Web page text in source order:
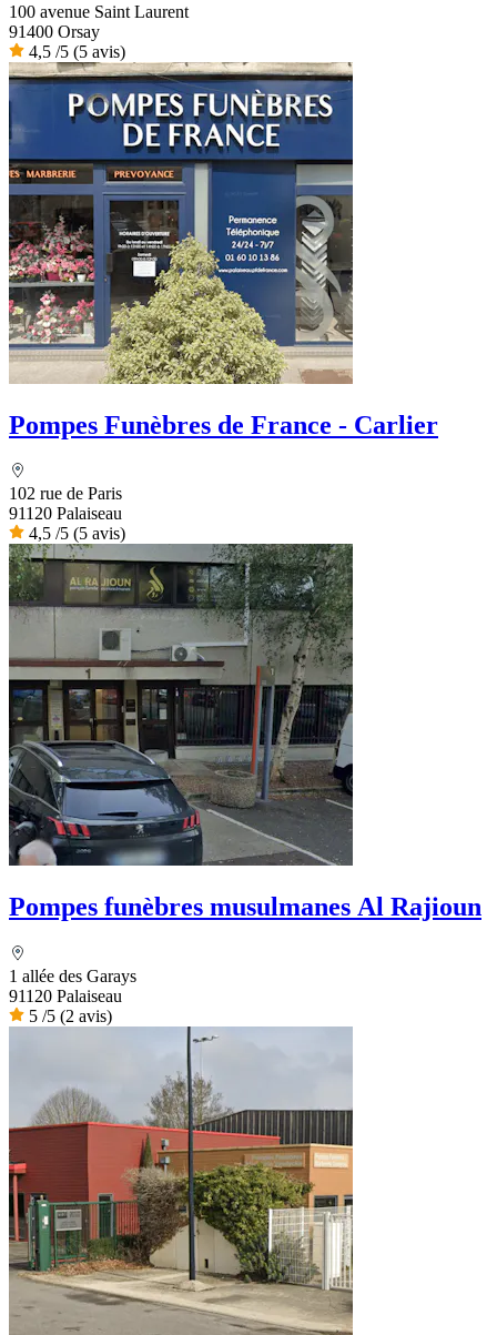
100 avenue Saint Laurent
91400 Orsay
4,5 /5 (5 avis)
Pompes Funèbres de France - Carlier
102 rue de Paris
91120 Palaiseau
4,5 /5 (5 avis)
Pompes funèbres musulmanes Al Rajioun
1 allée des Garays
91120 Palaiseau
5 /5 (2 avis)